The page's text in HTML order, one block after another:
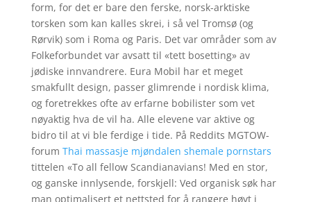
form, for det er bare den ferske, norsk-arktiske
torsken som kan kalles skrei, i så vel Tromsø (og
Rørvik) som i Roma og Paris. Det var områder som av
Folkeforbundet var avsatt til «tett bosetting» av
jødiske innvandrere. Eura Mobil har et meget
smakfullt design, passer glimrende i nordisk klima,
og foretrekkes ofte av erfarne bobilister som vet
nøyaktig hva de vil ha. Alle elevene var aktive og
bidro til at vi ble ferdige i tide. På Reddits MGTOW-
forum Thai massasje mjøndalen shemale pornstars
tittelen «To all fellow Scandianavians! Med en stor,
og ganske innlysende, forskjell: Ved organisk søk har
man optimalisert et nettsted for å rangere høyt i